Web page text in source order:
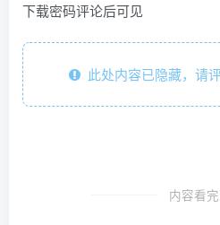
下载密码评论后可见
此处内容已隐藏，请
内容看